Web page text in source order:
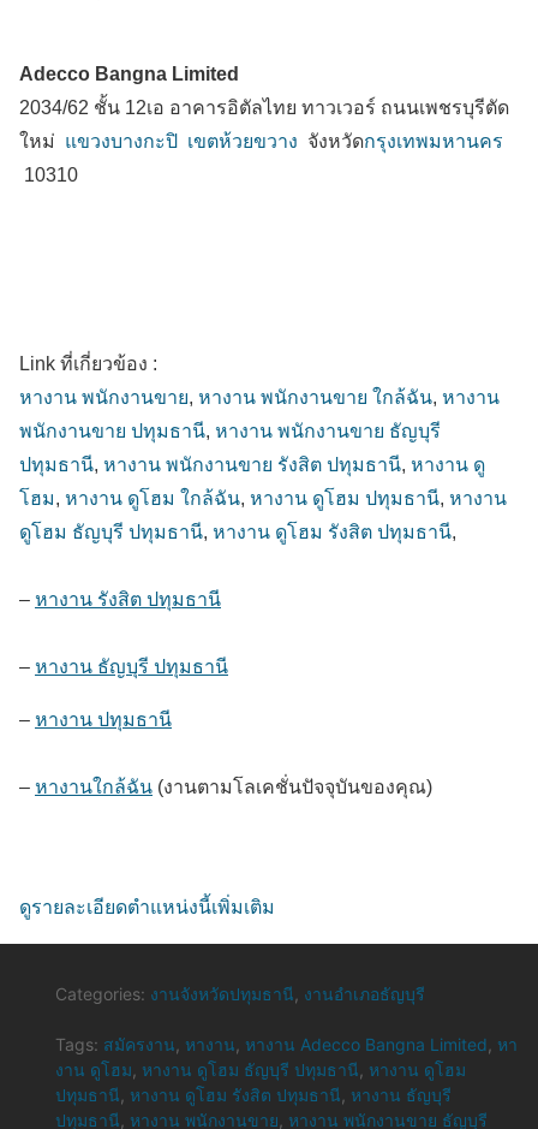
Adecco Bangna Limited
2034/62 ชั้น 12เอ อาคารอิตัลไทย ทาวเวอร์ ถนนเพชรบุรีตัด
ใหม่ แขวงบางกะปิ เขตห้วยขวาง จังหวัดกรุงเทพมหานคร
10310
Link ที่เกี่ยวข้อง :
หางาน พนักงานขาย, หางาน พนักงานขาย ใกล้ฉัน, หางาน
พนักงานขาย ปทุมธานี, หางาน พนักงานขาย ธัญบุรี
ปทุมธานี, หางาน พนักงานขาย รังสิต ปทุมธานี, หางาน ดู
โฮม, หางาน ดูโฮม ใกล้ฉัน, หางาน ดูโฮม ปทุมธานี, หางาน
ดูโฮม ธัญบุรี ปทุมธานี, หางาน ดูโฮม รังสิต ปทุมธานี,
– หางาน รังสิต ปทุมธานี
– หางาน ธัญบุรี ปทุมธานี
– หางาน ปทุมธานี
– หางานใกล้ฉัน (งานตามโลเคชั่นปัจจุบันของคุณ)
ดูรายละเอียดตำแหน่งนี้เพิ่มเติม
Categories: งานจังหวัดปทุมธานี งานอำเภอธัญบุรี
Tags: สมัครงาน หางาน หางาน Adecco Bangna Limited หา
งาน ดูโฮม หางาน ดูโฮม ธัญบุรี ปทุมธานี หางาน ดูโฮม
ปทุมธานี หางาน ดูโฮม รังสิต ปทุมธานี หางาน ธัญบุรี
ปทุมธานี หางาน พนักงานขาย หางาน พนักงานขาย ธัญบุรี